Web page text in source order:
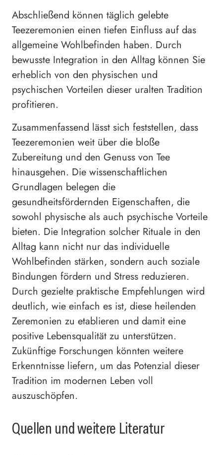
Abschließend können täglich gelebte
Teezeremonien einen tiefen Einfluss auf das
allgemeine Wohlbefinden haben. Durch
bewusste Integration in den Alltag können Sie
erheblich von den physischen und
psychischen Vorteilen dieser uralten Tradition
profitieren.
Zusammenfassend lässt sich feststellen, dass
Teezeremonien weit über die bloße
Zubereitung und den Genuss von Tee
hinausgehen. Die wissenschaftlichen
Grundlagen belegen die
gesundheitsfördernden Eigenschaften, die
sowohl physische als auch psychische Vorteile
bieten. Die Integration solcher Rituale in den
Alltag kann nicht nur das individuelle
Wohlbefinden stärken, sondern auch soziale
Bindungen fördern und Stress reduzieren.
Durch gezielte praktische Empfehlungen wird
deutlich, wie einfach es ist, diese heilenden
Zeremonien zu etablieren und damit eine
positive Lebensqualität zu unterstützen.
Zukünftige Forschungen könnten weitere
Erkenntnisse liefern, um das Potenzial dieser
Tradition im modernen Leben voll
auszuschöpfen.
Quellen und weitere Literatur